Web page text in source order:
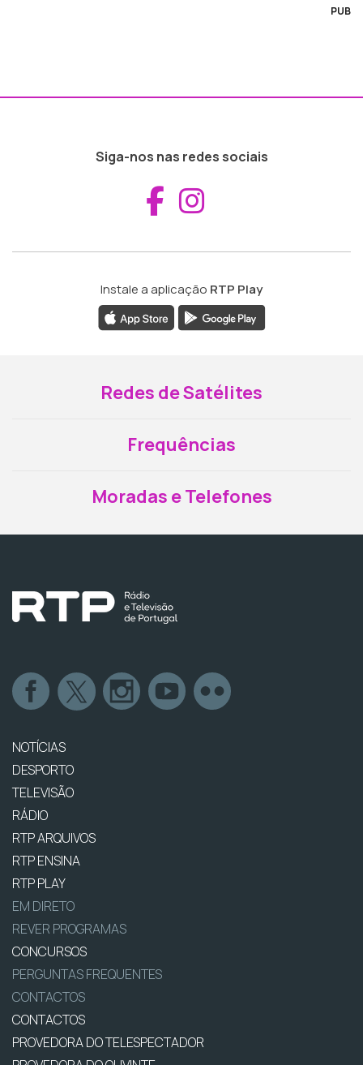
PUB
Siga-nos nas redes sociais
Aceder ao
Instale a aplicação RTP Play
Redes de Satélites
Frequências
Moradas e Telefones
NOTÍCIAS
DESPORTO
TELEVISÃO
RÁDIO
RTP ARQUIVOS
RTP ENSINA
RTP PLAY
EM DIRETO
REVER PROGRAMAS
CONCURSOS
PERGUNTAS FREQUENTES
CONTACTOS
CONTACTOS
PROVEDORA DO TELESPECTADOR